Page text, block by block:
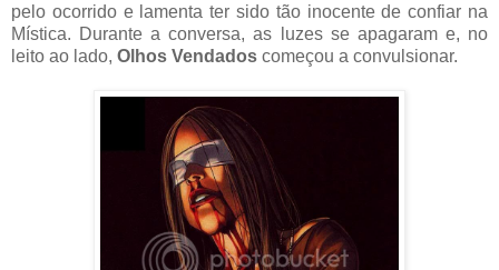
pelo ocorrido e lamenta ter sido tão inocente de confiar na
Mística. Durante a conversa, as luzes se apagaram e, no
leito ao lado, Olhos Vendados começou a convulsionar.